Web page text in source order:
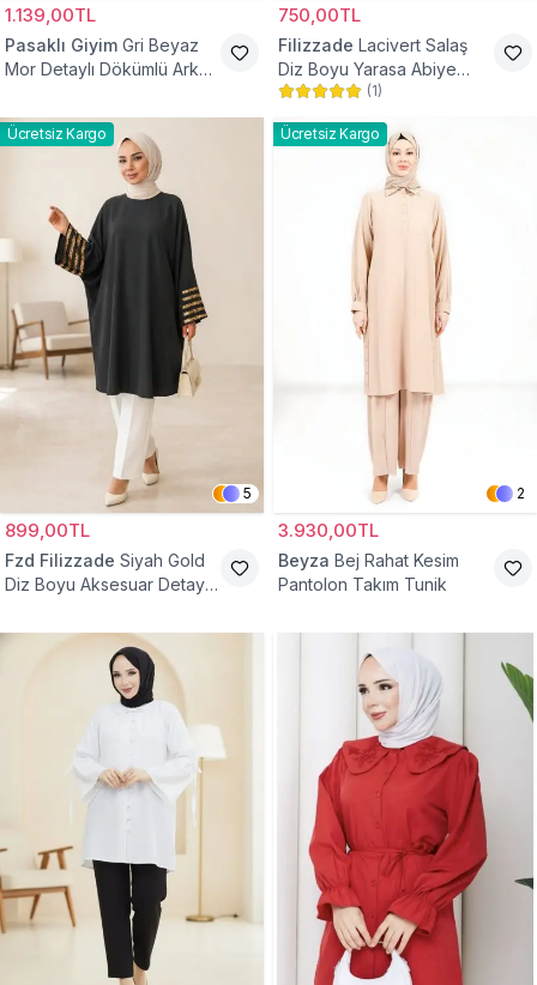
1.139,00TL
Pasaklı Giyim Gri Beyaz
Mor Detaylı Dökümlü Arkası
750,00TL
Filizzade Lacivert Salaş
Diz Boyu Yarasa Abiye
Tunik
(1)
Ücretsiz Kargo
5
899,00TL
Fzd Filizzade Siyah Gold
Diz Boyu Aksesuar Detaylı
Ücretsiz Kargo
2
3.930,00TL
Beyza Bej Rahat Kesim
Pantolon Takım Tunik